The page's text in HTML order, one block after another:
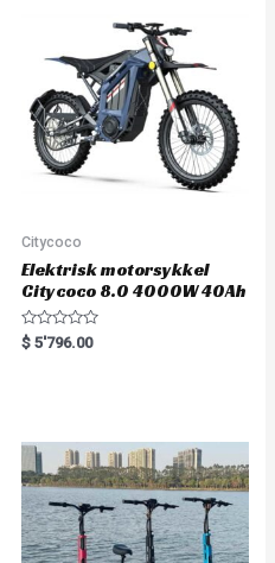
Citycoco
Elektrisk motorsykkel
Citycoco 8.0 4000W 40Ah
R
a
u
o
f
5
$ 5'796.00